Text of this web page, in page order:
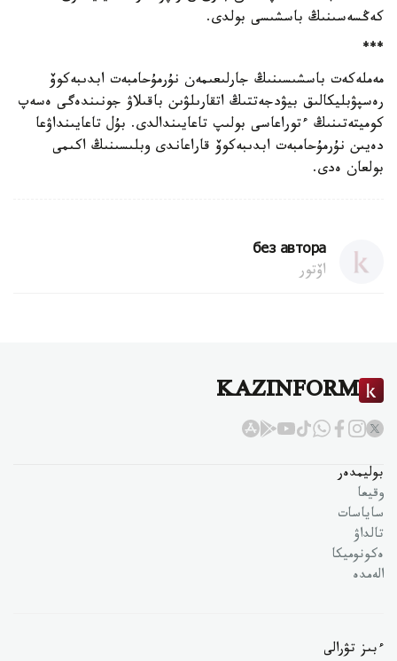
كەڭسەسىنىڭ باسشىسى بولدى.
***
مەملەكەت باسشىسىنىڭ جارلىعىمەن نۇرمۇحامبەت ابدىبەكوۆ
رەسپۋبليكالىق بيۋدجەتتىڭ اتقارىلۋىن باقىلاۋ جونىندەگى ەسەپ
كوميتەتىنىڭ ءتوراعاسى بولىپ تاعايىندالدى. بۇل تاعايىنداۋعا
دەيىن نۇرمۇحامبەت ابدىبەكوۆ قاراعاندى وبلىسىنىڭ اكىمى
بولعان ەدى.
без автора
اۆتور
KAZINFORM
بوليمدەر
وقيعا
ساياسات
تالداۋ
ەكونوميكا
الەمدە
ءبىز تۋرالى